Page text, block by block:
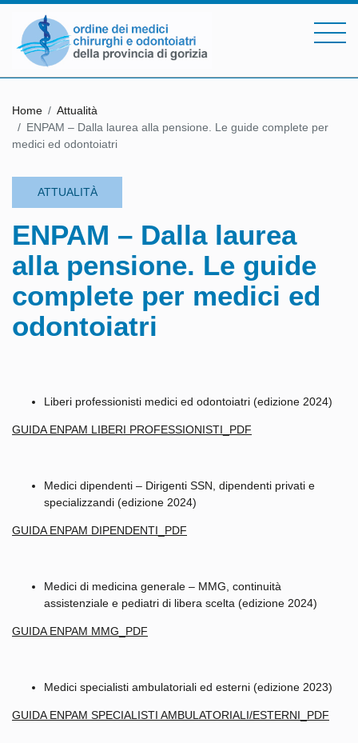
Home
Attualità
ENPAM – Dalla laurea alla pensione. Le guide complete per
medici ed odontoiatri
ATTUALITÀ
ENPAM – Dalla laurea
alla pensione. Le guide
complete per medici ed
odontoiatri
Liberi professionisti medici ed odontoiatri (edizione 2024)
GUIDA ENPAM LIBERI PROFESSIONISTI_PDF
Medici dipendenti – Dirigenti SSN, dipendenti privati e
specializzandi (edizione 2024)
GUIDA ENPAM DIPENDENTI_PDF
Medici di medicina generale – MMG, continuità
assistenziale e pediatri di libera scelta (edizione 2024)
GUIDA ENPAM MMG_PDF
Medici specialisti ambulatoriali ed esterni (edizione 2023)
GUIDA ENPAM SPECIALISTI AMBULATORIALI/ESTERNI_PDF